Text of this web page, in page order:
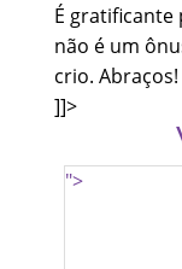
É
não é um
crio.
]]>
">